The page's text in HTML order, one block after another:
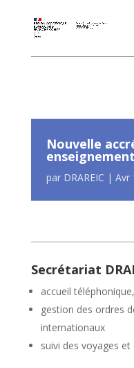
Nouvelle
par DRAREIC |Avr
Secrétariat
accueil
gestion des ordres
internationaux
suivi des voyages et